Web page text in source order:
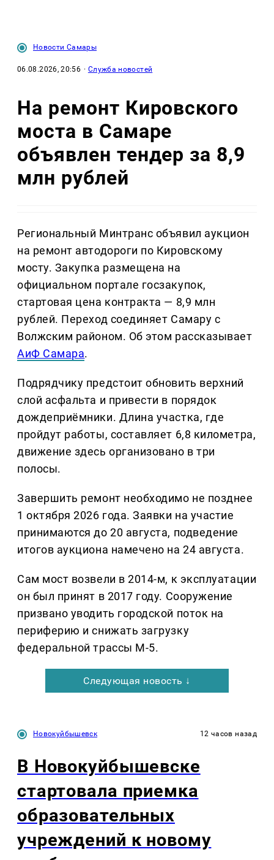
Новости Самары
06.08.2026, 20:56 · Служба новостей
На ремонт Кировского
моста в Самаре
объявлен тендер за 8,9
млн рублей
Региональный Минтранс объявил аукцион
на ремонт автодороги по Кировскому
мосту. Закупка размещена на
официальном портале госзакупок,
стартовая цена контракта — 8,9 млн
рублей. Переход соединяет Самару с
Волжским районом. Об этом рассказывает
АиФ Самара.
Подрядчику предстоит обновить верхний
слой асфальта и привести в порядок
дождеприёмники. Длина участка, где
пройдут работы, составляет 6,8 километра,
движение здесь организовано в три
полосы.
Завершить ремонт необходимо не позднее
1 октября 2026 года. Заявки на участие
принимаются до 20 августа, подведение
итогов аукциона намечено на 24 августа.
Сам мост возвели в 2014-м, к эксплуатации
он был принят в 2017 году. Сооружение
призвано уводить городской поток на
периферию и снижать загрузку
федеральной трассы М-5.
Следующая новость ↓
Новокуйбышевск 12 часов назад
В Новокуйбышевске
стартовала приемка
образовательных
учреждений к новому